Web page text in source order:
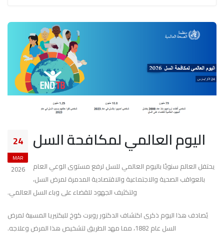
24
MAR
2026
اليوم العالمي لمكافحة السل
يحتفل العالم سنويًا باليوم العالمي للسل لرفع مستوى الوعي العام
بالعواقب الصحية والاجتماعية والاقتصادية المدمرة لمرض السل،
ولتكثيف الجهود للقضاء على وباء السل العالمي.
يُصادف هذا اليوم ذكرى اكتشاف الدكتور روبرت كوخ للبكتيريا المسببة لمرض
السل عام 1882، مما مهد الطريق لتشخيص هذا المرض وعلاجه.